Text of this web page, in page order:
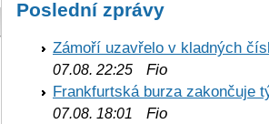
Poslední zprávy
Zámoří uzavřelo v kladných
07.08. 22:25 Fio
Frankfurtská burza zakončuje
07.08. 18:01
Fio